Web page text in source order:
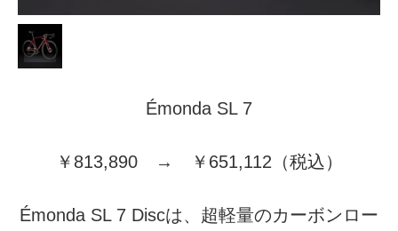
Émonda SL 7
￥813,890 → ￥651,112（税込）
Émonda SL 7 Discは、超軽量のカーボンロー